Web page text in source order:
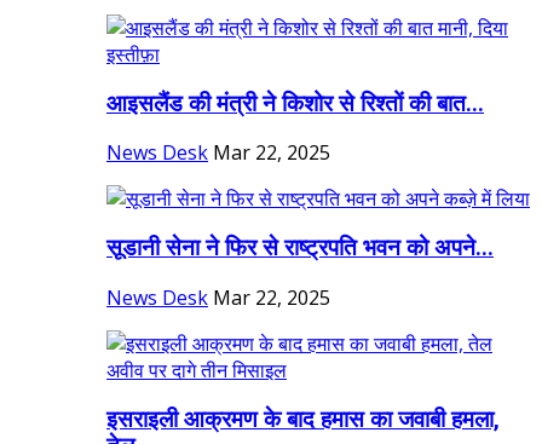
आइसलैंड की मंत्री ने किशोर से रिश्तों की बात...
News Desk Mar 22, 2025
सूडानी सेना ने फिर से राष्ट्रपति भवन को अपने...
News Desk Mar 22, 2025
इसराइली आक्रमण के बाद हमास का जवाबी हमला,